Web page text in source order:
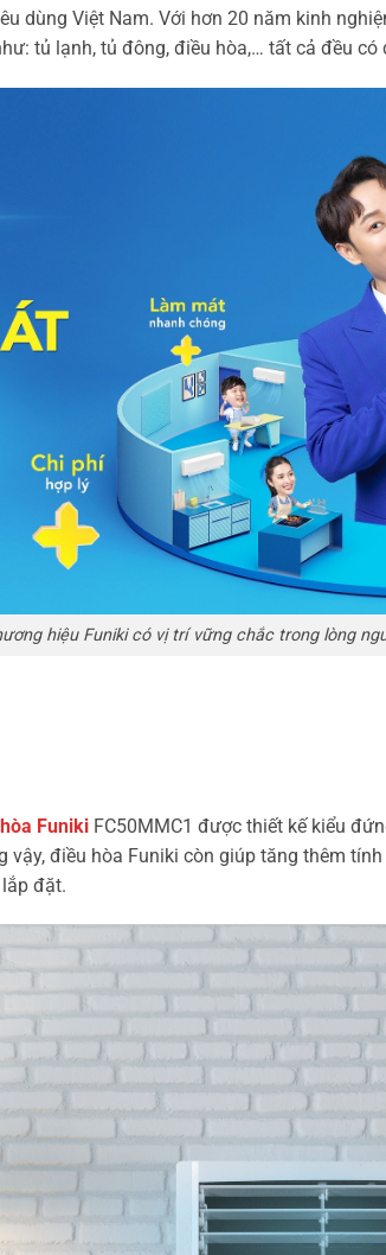
dùng Việt Nam. Với hơn 20 năm kinh
tủ lạnh, tủ đông, điều hòa,… tất cả đều có
hiệu Funiki có vị trí vững chắc trong lòng
Funiki FC50MMC1 được thiết kế kiểu
điều hòa Funiki còn giúp tăng thêm
đặt.